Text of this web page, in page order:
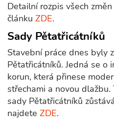
Detailní rozpis všech
článku ZDE.
Sady Pětatřicátníků
Stavební práce dnes byly
Pětatřicátníků. Jedná se o
korun, která přinese
střechami a novou
sady Pětatřicátníků
najdete ZDE.